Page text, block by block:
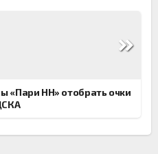
«Пари НН» отобрать очки